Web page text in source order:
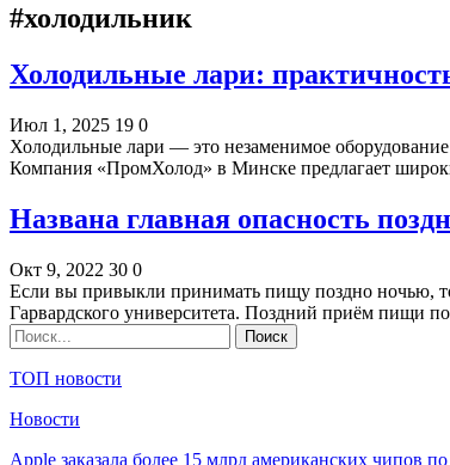
#холодильник
Холодильные лари:
Июл 1, 2025 19 0
Холодильные лари — это незаменимое
Компания «ПромХолод» в Минске предлагает
Названа главная опасность
Окт 9, 2022 30 0
Если вы привыкли принимать пищу поздно ночью,
Гарвардского университета. Поздний приём пищи
ТОП новости
Новости
Apple заказала более 15 млрд американских чипов